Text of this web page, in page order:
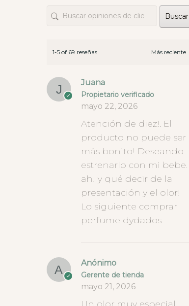
Buscar
1-5 of 69 reseñas
Juana
Propietario verificado
mayo 22, 2026
Atención de diez!. El
producto no puede ser
más bonito! Deseando
estrenarlo con mi bebe.
ah! y qué decir de la
presentación y el olor!
Lo siguiente comprar
perfume dydados
Anónimo
Gerente de tienda
mayo 21, 2026